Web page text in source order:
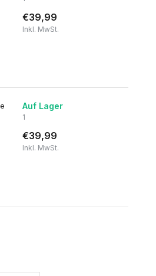
€39,99
Inkl. MwSt.
Auf Lager
1
€39,99
Inkl. MwSt.